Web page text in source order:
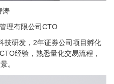
涛
理有限公司CTO
技研发，2年证券公司项目孵化
经验，熟悉量化交易流程，
。